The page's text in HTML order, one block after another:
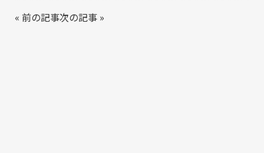
« 前の記事次の記事 »